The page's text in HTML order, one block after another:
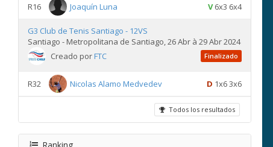
R16 Joaquín Luna V6x3 6x4
G3 Club de Tenis Santiago - 12VS
Santiago - Metropolitana de Santiago, 26 Abr à 29 Abr 2024
Creado porFTC Finalizado
R32 Nicolas Alamo Medvedev D 1x6 3x6
Todos los resultados